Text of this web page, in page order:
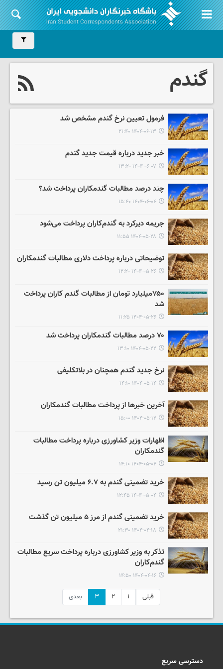
گندم
فرمول تعیین نرخ گندم مشخص شد
۱۴۰۴-۰۶-۱۳ ۲۱:۴۰
خبر جدید درباره قیمت جدید گندم
۱۴۰۴-۰۶-۰۷ ۱۳:۲۰
چند درصد مطالبات گندمکاران پرداخت شد؟
۱۴۰۴-۰۶-۰۴ ۱۵:۴۰
جریمه دیرکرد به گندم‌کاران پرداخت می‌شود
۱۴۰۴-۰۵-۲۸ ۱۱:۵۵
توضیحاتی درباره پرداخت دلاری مطالبات گندمکاران
۱۴۰۴-۰۵-۲۶ ۱۲:۲۰
۷۵۰میلیارد تومان از مطالبات گندم کاران پرداخت
شد
۱۴۰۴-۰۵-۲۶ ۱۱:۲۵
۷۰ درصد مطالبات گندمکاران پرداخت شد
۱۴۰۴-۰۵-۲۲ ۱۳:۱۰
نرخ جدید گندم همچنان در بلاتکلیفی
۱۴۰۴-۰۵-۱۴ ۱۴:۱۰
آخرین خبرها از پرداخت مطالبات گندمکاران
۱۴۰۴-۰۵-۱۲ ۱۵:۰۰
اظهارات وزیر کشاورزی درباره پرداخت مطالبات
گندمکاران
۱۴۰۴-۰۵-۰۴ ۱۴:۱۰
خرید تضمینی گندم به ۶.۷ میلیون تن رسید
۱۴۰۴-۰۵-۰۴ ۱۲:۴۵
خرید تضمینی گندم از مرز ۵ میلیون تن گذشت
۱۴۰۴-۰۴-۱۸ ۲۱:۳۰
تذکر به وزیر کشاورزی درباره پرداخت سریع مطالبات
گندم‌کاران
۱۴۰۴-۰۴-۱۶ ۱۴:۵۰
قبلی ۱ ۲ ۳ بعدی
دسترسی سریع